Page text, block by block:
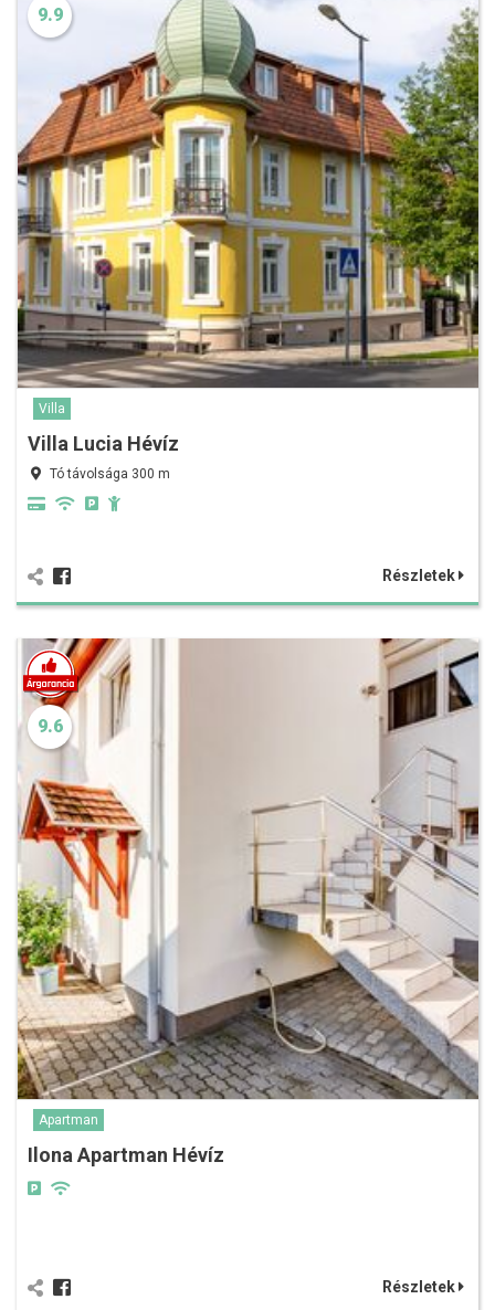
9.9
Villa
Villa Lucia Hévíz
Tó távolsága 300 m
Részletek
9.6
Apartman
Ilona Apartman Hévíz
Részletek